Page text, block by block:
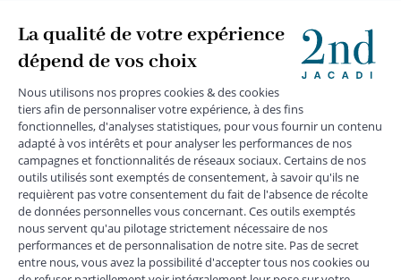
MENTIONS LÉGALES
DONNÉES PERSONNELLES
*Livraison express gratuite en point relais dès 59 € et à domicile dès 150
€ vers la France Métropolitaine
Les données collectées par la société JACADI, responsable
du traitement, sont nécessaires à l'envoi de newsletters, à la
création de compte, pour le traitement, le suivi et la livraison
de votre commande, ainsi que pour le suivi de votre
adhésion au programme fidélité. Conformément au
Règlement Européen 2016/679 du 27 avril 2016 sur la